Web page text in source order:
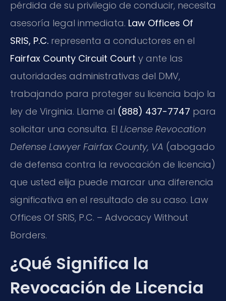
pérdida de su privilegio de conducir, necesita
asesoría legal inmediata. Law Offices Of
SRIS, P.C. representa a conductores en el
Fairfax County Circuit Court y ante las
autoridades administrativas del DMV,
trabajando para proteger su licencia bajo la
ley de Virginia. Llame al (888) 437-7747 para
solicitar una consulta. El License Revocation
Defense Lawyer Fairfax County, VA (abogado
de defensa contra la revocación de licencia)
que usted elija puede marcar una diferencia
significativa en el resultado de su caso. Law
Offices Of SRIS, P.C. – Advocacy Without
Borders.
¿Qué Significa la
Revocación de Licencia